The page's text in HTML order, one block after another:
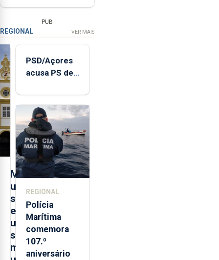
PUB
REGIONAL VER MAIS
M
u
s
e
u
s
m
PSD/Açores
acusa PS de
contraditória"
sobre
evolução
turística
REGIONAL
Polícia
Marítima
comemora
107.º
aniversário